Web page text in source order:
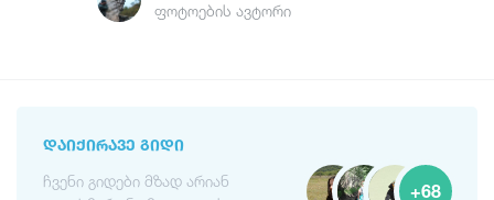
ფოტოების ავტორი
ᲓᲐᲘᲥᲘᲠᲐᲕᲔ ᲒᲘᲓᲘ
ჩვენი გიდები მზად არიან
+68